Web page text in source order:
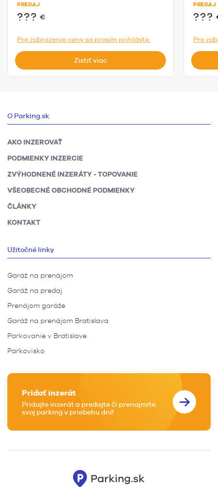
PREDAJ
??? €
Pre zobrazenie ceny sa prosím prihláste.
Zistiť viac
PREDAJ
???
Pre
O Parking.sk
AKO INZEROVAŤ
PODMIENKY INZERCIE
ZVÝHODNENÉ INZERÁTY - TOPOVANIE
VŠEOBECNÉ OBCHODNÉ PODMIENKY
ČLÁNKY
KONTAKT
Užitočné linky
Garáž na prenájom
Garáž na predaj
Prenájom garáže
Garáž na prenájom Bratislava
Parkovanie v Bratislave
Parkovisko
Pridať inzerát
Pridajte inzerát a predajte či prenajmite
svoj parking v priebehu dní!